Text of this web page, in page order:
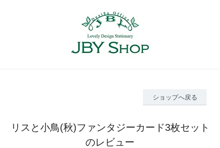
ショップへ戻る
リスと小鳥(秋)ファンタジーカード3枚セット
のレビュー